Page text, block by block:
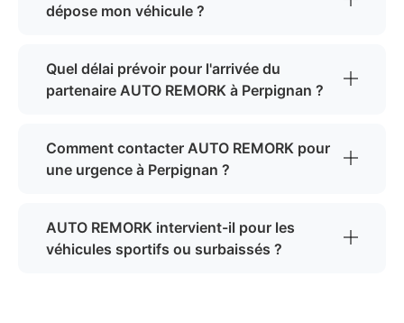
dépose mon véhicule ?
Quel délai prévoir pour l'arrivée du
partenaire AUTO REMORK à Perpignan ?
Comment contacter AUTO REMORK pour
une urgence à Perpignan ?
AUTO REMORK intervient-il pour les
véhicules sportifs ou surbaissés ?